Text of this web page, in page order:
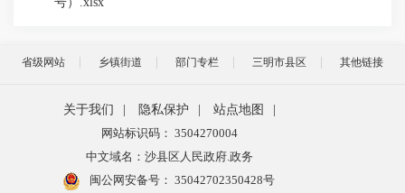
省级网站 乡镇街道 部门专栏 三明市县区 其他链接
关于我们 隐私保护 站点地图
网站标识码： 3504270004
中文域名：沙县区人民政府.政务
闽公网安备号： 35042702350428号